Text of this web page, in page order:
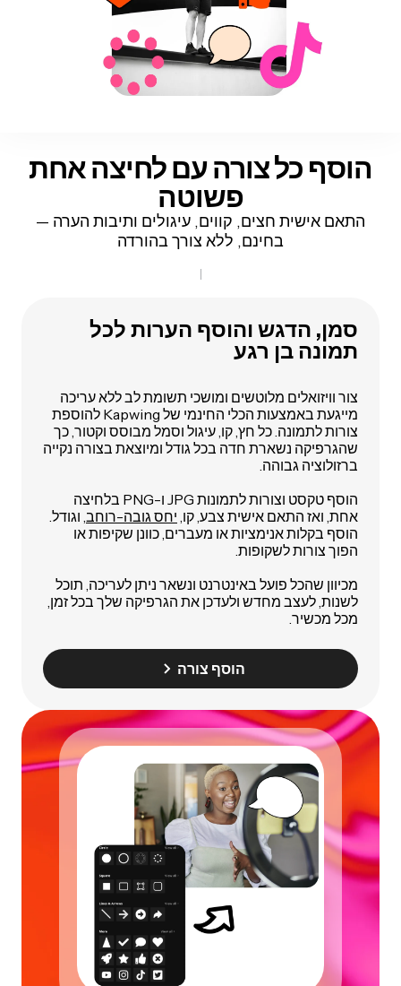
הוסף כל צורה עםלחיצה אחת
פשוטה
התאם אישית חצים, קווים, עיגולים ותיבות הערה —
בחינם, ללא צורך בהורדה
סמן, הדגש והוסף הערות לכל
תמונה בן רגע
צור וויזואלים מלוטשים ומושכי תשומת לב ללא עריכה
מייגעת באמצעות הכלי החינמי של Kapwing להוספת
צורות לתמונה. כל חץ, קו, עיגול וסמל מבוסס וקטור, כך
שהגרפיקה נשארת חדה בכל גודל ומיוצאת בצורה נקייה
ברזולוציה גבוהה.
הוסף טקסט וצורות לתמונות JPG ו-PNG בלחיצה
אחת, ואז התאם אישית צבע, קו, יחס גובה-רוחב , וגודל.
הוסף בקלות אנימציות או מעברים, כוונן שקיפות או
הפוך צורות לשקופות.
מכיוון שהכל פועל באינטרנט ונשאר ניתן לעריכה, תוכל
לשנות, לעצב מחדש ולעדכן את הגרפיקה שלך בכל זמן,
מכל מכשיר.
הוסף צורה